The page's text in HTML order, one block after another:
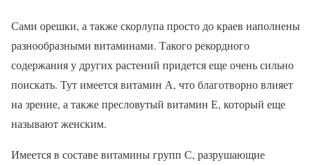
Сами орешки, а также скорлупа просто до краев наполнены
разнообразными витаминами. Такого рекордного
содержания у других растений придется еще очень сильно
поискать. Тут имеется витамин А, что благотворно влияет
на зрение, а также пресловутый витамин Е, который еще
называют женским.
Имеется в составе витамины групп С, разрушающие